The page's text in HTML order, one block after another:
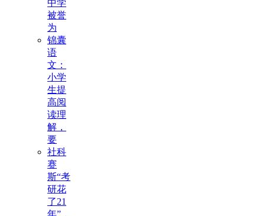
中学
被誉
为
锦囊
语
文：
小学
生提
高阅
读理
解，
要
社科
赛
斯“考
研花
了21
年”，